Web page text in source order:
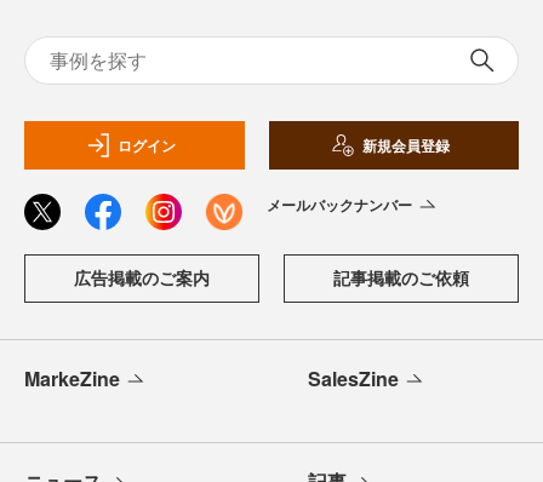
ログイン 新規会員登録
メールバックナンバー
広告掲載のご案内 記事掲載のご依頼
MarkeZine SalesZine